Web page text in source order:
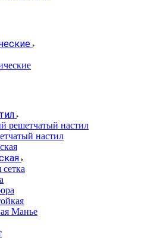
решетчатый настил
настил
Манье